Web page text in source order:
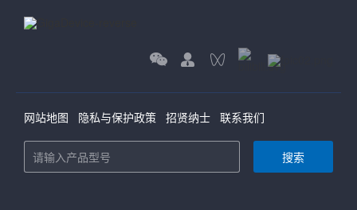
网站地图 隐私与保护政策 招贤纳士 联系我们
搜索